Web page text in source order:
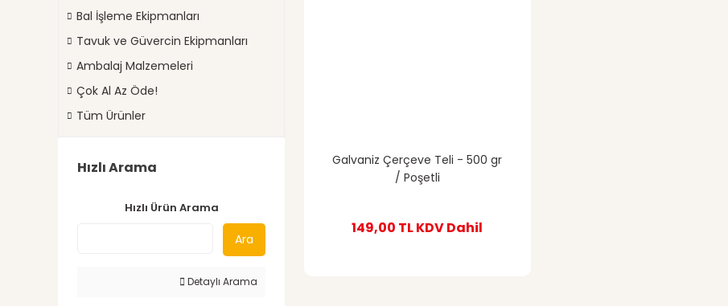
Bal İşleme Ekipmanları
Tavuk ve Güvercin Ekipmanları
Ambalaj Malzemeleri
Çok Al Az Öde!
Tüm Ürünler
Hızlı Arama
Hızlı Ürün Arama
Ara
Detaylı Arama
Galvaniz Çerçeve Teli - 500 gr
/ Poşetli
149,00 TLKDV Dahil